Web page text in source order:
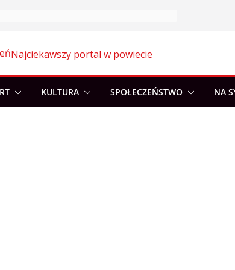
Najciekawszy portal w powiecie
KULTURA SPOŁECZEŃSTWO NA